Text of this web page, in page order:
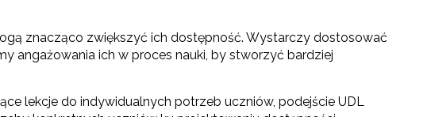
znacząco zwiększyć ich dostępność. Wystarczy dostosować
angażowania ich w proces nauki, by stworzyć bardziej
lekcje do indywidualnych potrzeb uczniów, podejście UDL